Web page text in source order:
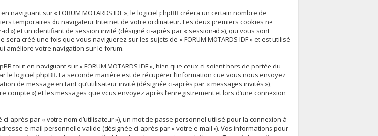
sur « FORUM MOTARDS IDF », le logiciel phpBB créera un certain nombre de
temporaires du navigateur Internet de votre ordinateur. Les deux premiers cookies ne
») et un identifiant de session invité (désigné ci-après par « session-id »), qui vous sont
créé une fois que vous naviguerez sur les sujets de « FORUM MOTARDS IDF » et est utilisé
améliore votre navigation sur le forum.
tout en naviguant sur « FORUM MOTARDS IDF », bien que ceux-ci soient hors de portée du
logiciel phpBB. La seconde manière est de récupérer l’information que vous nous envoyez
de message en tant qu’utilisateur invité (désignée ci-après par « messages invités »),
compte ») et les messages que vous envoyez après l’enregistrement et lors d’une connexion
après par « votre nom d’utilisateur »), un mot de passe personnel utilisé pour la connexion à
e-mail personnelle valide (désignée ci-après par « votre e-mail »). Vos informations pour